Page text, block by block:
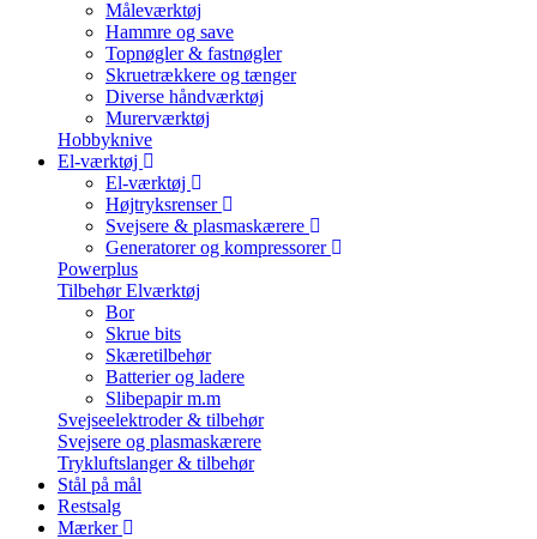
Måleværktøj
Hammre og save
Topnøgler & fastnøgler
Skruetrækkere og tænger
Diverse håndværktøj
Murerværktøj
Hobbyknive
El-værktøj
El-værktøj
Højtryksrenser
Svejsere & plasmaskærere
Generatorer og kompressorer
Powerplus
Tilbehør Elværktøj
Bor
Skrue bits
Skæretilbehør
Batterier og ladere
Slibepapir m.m
Svejseelektroder & tilbehør
Svejsere og plasmaskærere
Trykluftslanger & tilbehør
Stål på mål
Restsalg
Mærker